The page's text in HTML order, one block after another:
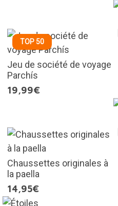
TOP 50
Jeu de société de voyage
Parchís
19,99€
Chaussettes originales à
la paella
14,95€